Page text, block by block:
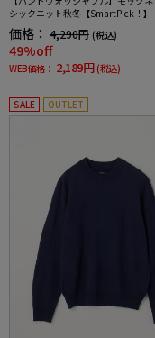
シックニット秋冬【SmartPick！】
価格： 4,290円 (税込)
49%off
WEB価格： 2,189円 (税込)
SALE OUTLET